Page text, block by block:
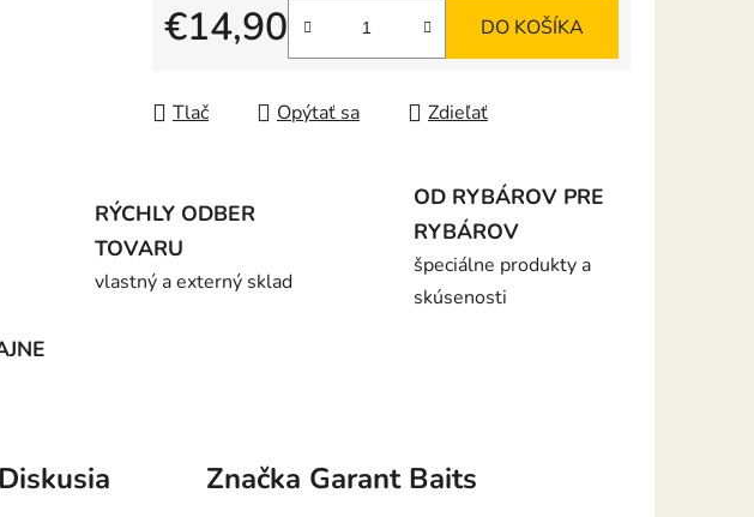
€14,90
Jednotková cena:
DO KOŠÍKA
Tlač Opýtať sa Zdieľať
RÝCHLY ODBER
TOVARU
vlastný a externý sklad
OD RYBÁROV PRE
RYBÁROV
špeciálne produkty a
skúsenosti
Diskusia Značka Garant Baits